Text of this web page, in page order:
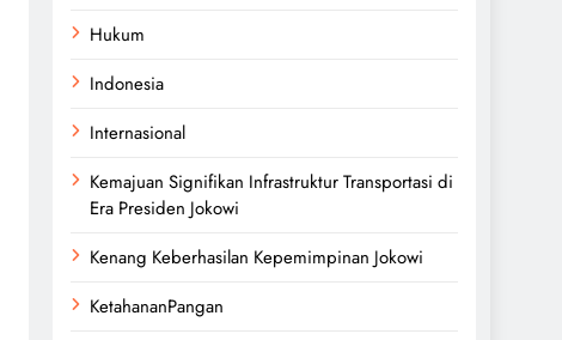
Hukum
Indonesia
Internasional
Kemajuan Signifikan Infrastruktur Transportasi di
Era Presiden Jokowi
Kenang Keberhasilan Kepemimpinan Jokowi
KetahananPangan